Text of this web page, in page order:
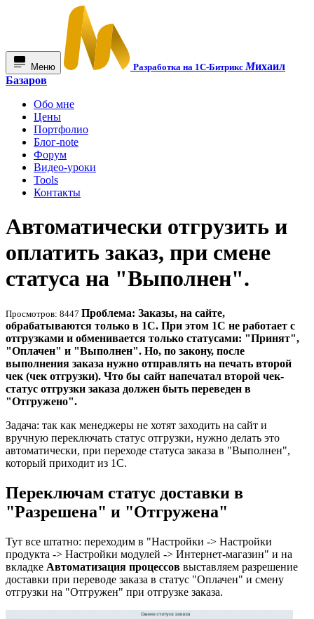
Меню Разработка на 1С-БитриксМихаил
Базаров
Обо мне
Цены
Портфолио
Блог-note
Форум
Видео-уроки
Tools
Контакты
Автоматически отгрузить и
оплатить заказ, при смене
статуса на "Выполнен".
Просмотров: 8447 Проблема: Заказы, на сайте,
обрабатываются только в 1С. При этом 1С не работает с
отгрузками и обменивается только статусами: "Принят",
"Оплачен" и "Выполнен". Но, по закону, после
выполнения заказа нужно отправлять на печать второй
чек (чек отгрузки). Что бы сайт напечатал второй чек-
статус отгрузки заказа должен быть переведен в
"Отгружено".
Задача: так как менеджеры не хотят заходить на сайт и
вручную переключать статус отгрузки, нужно делать это
автоматически, при переходе статуса заказа в "Выполнен",
который приходит из 1С.
Переключам статус доставки в
"Разрешена" и "Отгружена"
Тут все штатно: переходим в "Настройки -> Настройки
продукта -> Настройки модулей -> Интернет-магазин" и на
вкладке Автоматизация процессов выставляем разрешение
доставки при переводе заказа в статус "Оплачен" и смену
отгрузки на "Отгружен" при отгрузке заказа.